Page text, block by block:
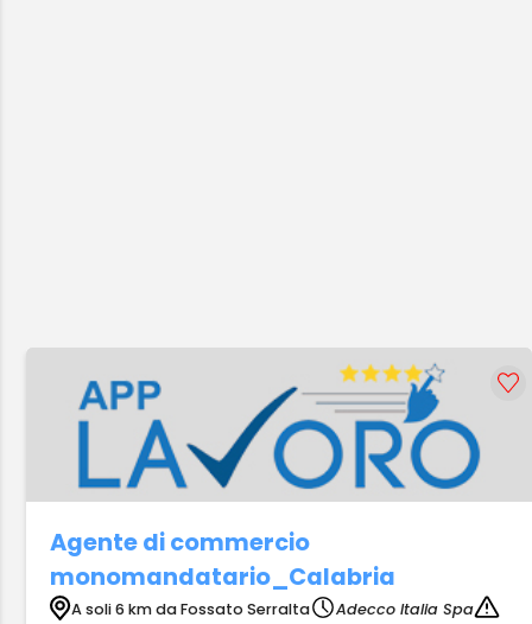
Agente di commercio
monomandatario_Calabria
A soli 6 km da Fossato Serralta
Adecco Italia Spa